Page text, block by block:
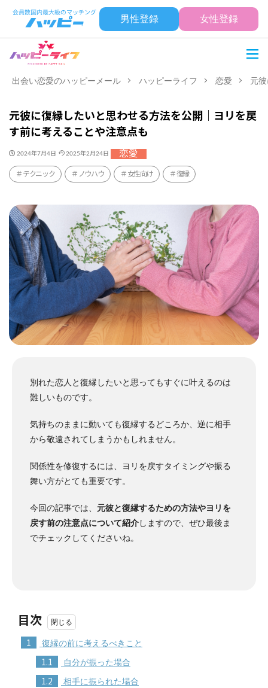
男性登録 女性登録
出会い恋愛のハッピーメール ハッピーライフ 恋愛 元
元彼に復縁したいと思わせる方法を公開｜ヨリを戻
す前に考えることや注意点も
2024年7月4日 2025年2月24日 恋愛
テクニック ノウハウ 女性向け 復縁
別れた恋人と復縁したいと思ってもすぐに叶えるのは
難しいものです。
気持ちのままに動いても復縁するどころか、逆に相手
から敬遠されてしまうかもしれません。
関係性を修復するには、ヨリを戻すタイミングや振る
舞い方がとても重要です。
今回の記事では、 元彼と復縁するための方法やヨリを
戻す前の注意点について紹介しますので、ぜひ最後ま
でチェックしてくださいね。
目次
1 復縁の前に考えるべきこと
1.1 自分が振った場合
1.2 相手に振られた場合